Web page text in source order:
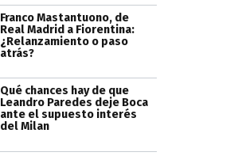
Franco Mastantuono, de
Real Madrid a Fiorentina:
¿Relanzamiento o paso
atrás?
Qué chances hay de que
Leandro Paredes deje Boca
ante el supuesto interés
del Milan